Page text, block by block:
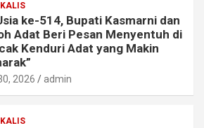
ke-514, Bupati Kasmarni dan
Adat Beri Pesan Menyentuh di
Kenduri Adat yang Makin
2026 admin